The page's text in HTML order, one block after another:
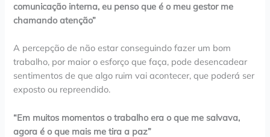
comunicação interna, eu penso que é o meu gestor me
chamando atenção”
A percepção de não estar conseguindo fazer um bom
trabalho, por maior o esforço que faça, pode desencadear
sentimentos de que algo ruim vai acontecer, que poderá ser
exposto ou repreendido.
“Em muitos momentos o trabalho era o que me salvava,
agora é o que mais me tira a paz”